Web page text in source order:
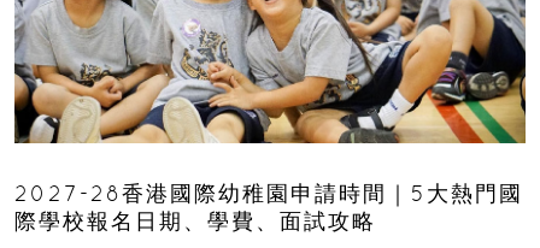
2027-28香港國際幼稚園申請時間｜5大熱門國
際學校報名日期、學費、面試攻略